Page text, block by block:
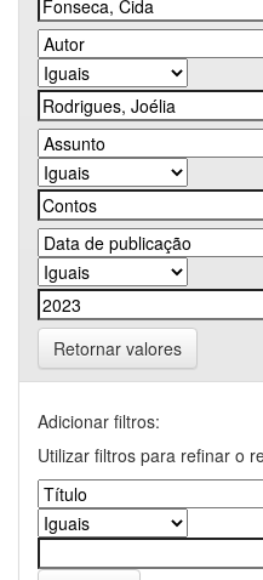
Retornar valores
Adicionar filtros:
Utilizar filtros para refinar o